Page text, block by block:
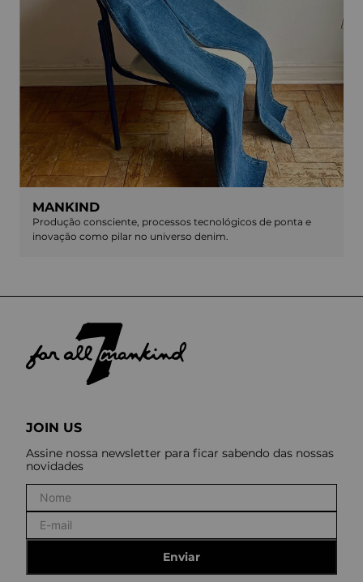
MANKIND
Produção consciente, processos tecnológicos de ponta e
inovação como pilar no universo denim.
JOIN US
Assine nossa newsletter para ficar sabendo das nossas
novidades
Enviar